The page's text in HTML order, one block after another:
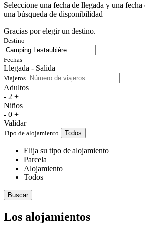
Seleccione una fecha de llegada y una fecha
una búsqueda de disponibilidad
Gracias por elegir un destino.
Destino
Fechas
Llegada - Salida
Viajeros
Adultos
- 2 +
Niños
- 0 +
Validar
Tipo de alojamiento Todos
Elija su tipo de alojamiento
Parcela
Alojamiento
Todos
Buscar
Los alojamientos